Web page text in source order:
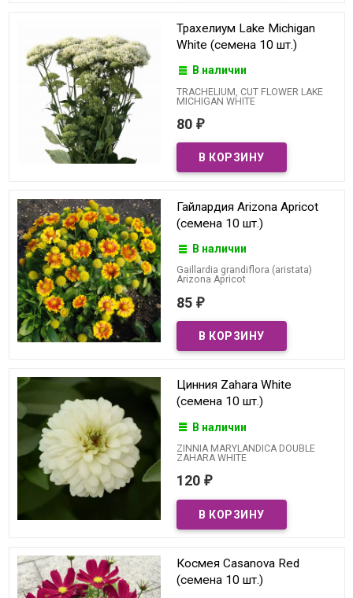
Трахелиум Lake Michigan
White (семена 10 шт.)
В наличии
TRACHELIUM, CUT FLOWER LAKE
MICHIGAN WHITE
80 ₽
Гайлардия Arizona Apricot
(семена 10 шт.)
В наличии
Gaillardia grandiflora (aristata)
Arizona Apricot
85 ₽
Цинния Zahara White
(семена 10 шт.)
В наличии
ZINNIA MARYLANDICA DOUBLE
ZAHARA WHITE
120 ₽
Космея Casanova Red
(семена 10 шт.)